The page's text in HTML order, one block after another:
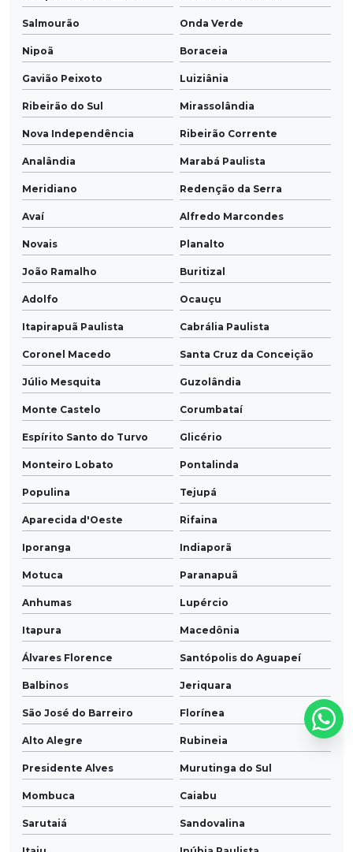
Salmourão Onda Verde
Nipoã Boraceia
Gavião Peixoto Luiziânia
Ribeirão do Sul Mirassolândia
Nova Independência Ribeirão Corrente
Analândia Marabá Paulista
Meridiano Redenção da Serra
Avaí Alfredo Marcondes
Novais Planalto
João Ramalho Buritizal
Adolfo Ocauçu
Itapirapuã Paulista Cabrália Paulista
Coronel Macedo Santa Cruz da Conceição
Júlio Mesquita Guzolândia
Monte Castelo Corumbataí
Espírito Santo do Turvo Glicério
Monteiro Lobato Pontalinda
Populina Tejupá
Aparecida d'Oeste Rifaina
Iporanga Indiaporã
Motuca Paranapuã
Anhumas Lupércio
Itapura Macedônia
Álvares Florence Santópolis do Aguapeí
Balbinos Jeriquara
São José do Barreiro Florínea
Alto Alegre Rubineia
Presidente Alves Murutinga do Sul
Mombuca Caiabu
Sarutaiá Sandovalina